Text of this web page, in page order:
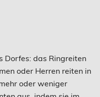
Dorfes: das Ringreiten
oder Herren reiten in
oder weniger